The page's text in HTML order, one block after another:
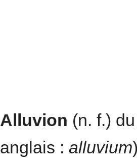
Alluvion (n. f.)
anglais : alluvium